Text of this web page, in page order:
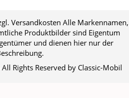
Versandkosten Alle Markennamen,
Produktbilder sind Eigentum
und dienen hier nur der
Rights Reserved by Classic-Mobil